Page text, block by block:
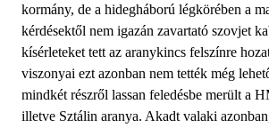
kormány, de a hidegháború légkörében a
kérdésektől nem igazán zavartató szovjet
kísérleteket tett az aranykincs felszínre
viszonyai ezt azonban nem tették még
mindkét részről lassan feledésbe merült a
illetve Sztálin aranya. Akadt valaki